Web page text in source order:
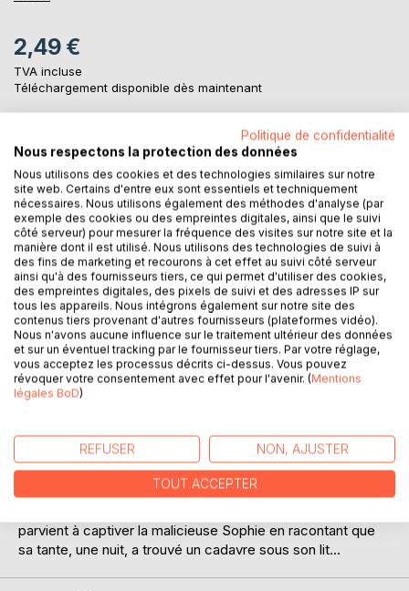
2,49 €
TVA incluse
Téléchargement disponible dès maintenant
AJOUTER AU PANIER
Ajouter à ma liste d'envies
Laisser un avis
DESCRIPTION
catastrophe ! Avec ses frères, Léonce et Arthur, elle teint
un mouton en noir, brûle les poils du chien Bijou, et manque
de mettre le feu à sa robe... Même quand ses cousins se
réunissent pour raconter des histoires, la fillette ne peut
parvient à captiver la malicieuse Sophie en racontant que
sa tante, une nuit, a trouvé un cadavre sous son lit...
Politique de confidentialité
Nous respectons la protection des données
Nous utilisons des cookies et des technologies similaires sur notre
site web. Certains d'entre eux sont essentiels et techniquement
nécessaires. Nous utilisons également des méthodes d'analyse (par
exemple des cookies ou des empreintes digitales, ainsi que le suivi
côté serveur) pour mesurer la fréquence des visites sur notre site et la
manière dont il est utilisé. Nous utilisons des technologies de suivi à
des fins de marketing et recourons à cet effet au suivi côté serveur
ainsi qu'à des fournisseurs tiers, ce qui permet d'utiliser des cookies,
des empreintes digitales, des pixels de suivi et des adresses IP sur
tous les appareils. Nous intégrons également sur notre site des
contenus tiers provenant d'autres fournisseurs (plateformes vidéo).
Nous n'avons aucune influence sur le traitement ultérieur des données
et sur un éventuel tracking par le fournisseur tiers. Par votre réglage,
vous acceptez les processus décrits ci-dessus. Vous pouvez
révoquer votre consentement avec effet pour l'avenir. (Mentions
légales BoD)
REFUSER NON, AJUSTER
TOUT ACCEPTER